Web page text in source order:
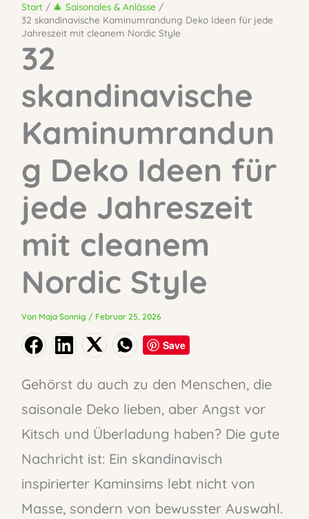
Start
🎄 Saisonales & Anlässe
32 skandinavische Kaminumrandung Deko Ideen für jede
Jahreszeit mit cleanem Nordic Style
32
skandinavische
Kaminumrandun
g Deko Ideen für
jede Jahreszeit
mit cleanem
Nordic Style
Von Maja Sonnig / Februar 25, 2026
Save
Gehörst du auch zu den Menschen, die
saisonale Deko lieben, aber Angst vor
Kitsch und Überladung haben? Die gute
Nachricht ist: Ein skandinavisch
inspirierter Kaminsims lebt nicht von
Masse, sondern von bewusster Auswahl.